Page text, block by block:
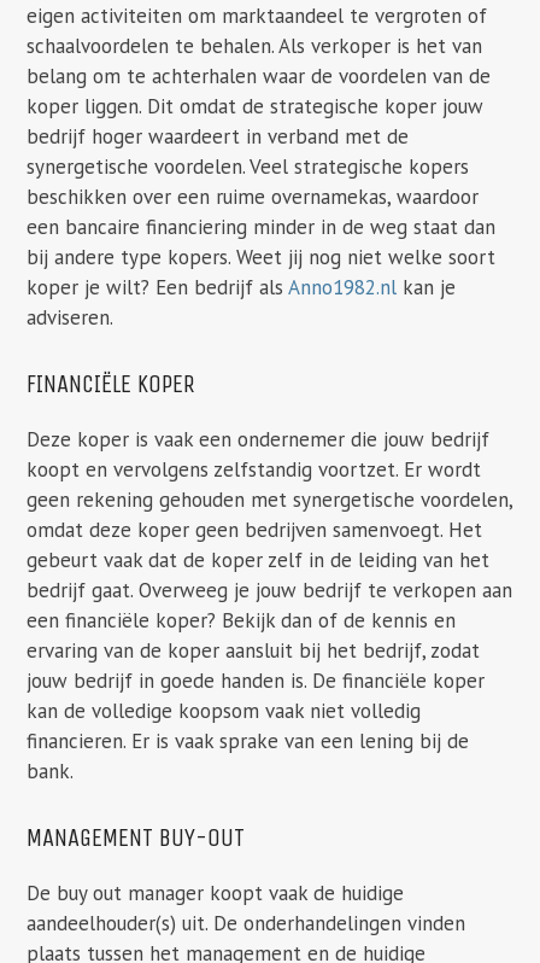
eigen activiteiten om marktaandeel te vergroten of
schaalvoordelen te behalen. Als verkoper is het van
belang om te achterhalen waar de voordelen van de
koper liggen. Dit omdat de strategische koper jouw
bedrijf hoger waardeert in verband met de
synergetische voordelen. Veel strategische kopers
beschikken over een ruime overnamekas, waardoor
een bancaire financiering minder in de weg staat dan
bij andere type kopers. Weet jij nog niet welke soort
koper je wilt? Een bedrijf alsAnno1982.nl kan je
adviseren.
FINANCIËLE KOPER
Deze koper is vaak een ondernemer die jouw bedrijf
koopt en vervolgens zelfstandig voortzet. Er wordt
geen rekening gehouden met synergetische voordelen,
omdat deze koper geen bedrijven samenvoegt. Het
gebeurt vaak dat de koper zelf in de leiding van het
bedrijf gaat. Overweeg je jouw bedrijf te verkopen aan
een financiële koper? Bekijk dan of de kennis en
ervaring van de koper aansluit bij het bedrijf, zodat
jouw bedrijf in goede handen is. De financiële koper
kan de volledige koopsom vaak niet volledig
financieren. Er is vaak sprake van een lening bij de
bank.
MANAGEMENT BUY-OUT
De buy out manager koopt vaak de huidige
aandeelhouder(s) uit. De onderhandelingen vinden
plaats tussen het management en de huidige